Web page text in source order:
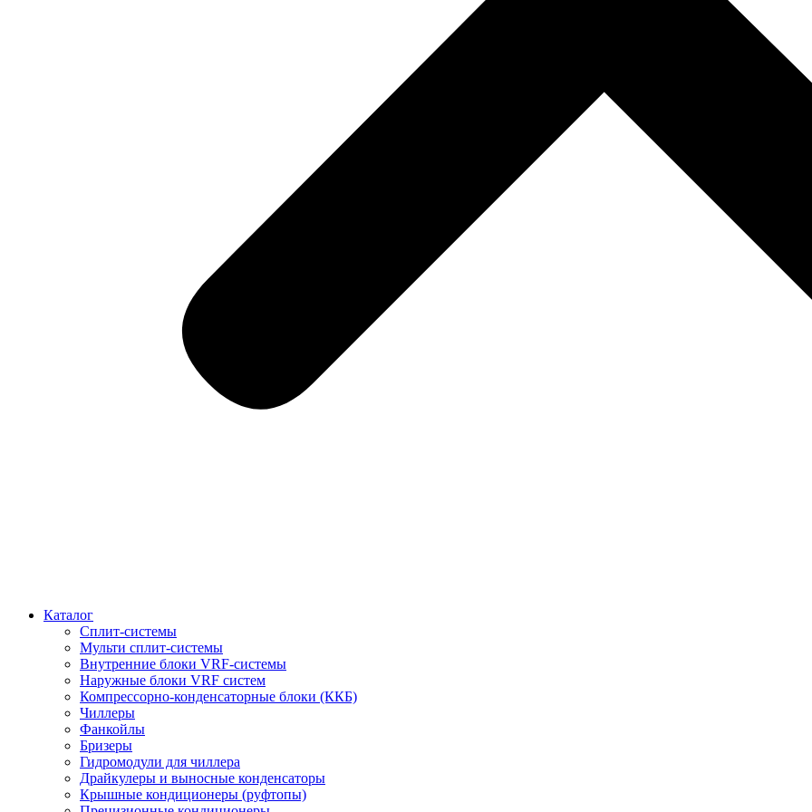
Каталог
Сплит-системы
Мульти сплит-системы
Внутренние блоки VRF-cистемы
Наружные блоки VRF cистем
Компрессорно-конденсаторные блоки (ККБ)
Чиллеры
Фанкойлы
Бризеры
Гидромодули для чиллера
Драйкулеры и выносные конденсаторы
Крышные кондиционеры (руфтопы)